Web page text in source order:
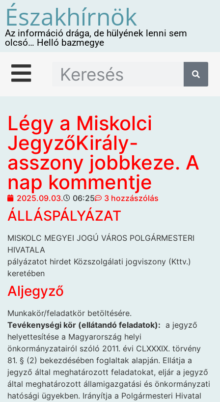
Északhírnök
Az információ drága, de hülyének lenni sem
olcsó… Helló bazmegye
Légy a Miskolci
JegyzőKirály-
asszony jobbkeze. A
nap kommentje
2025.09.03. 06:25 3 hozzászólás
ÁLLÁSPÁLYÁZAT
MISKOLC MEGYEI JOGÚ VÁROS POLGÁRMESTERI
HIVATALA
pályázatot hirdet Közszolgálati jogviszony (Kttv.)
keretében
Aljegyző
Munkakör/feladatkör betöltésére.
Tevékenységi kör (ellátandó feladatok): a jegyző
helyettesítése a Magyarország helyi
önkormányzatairól szóló 2011. évi CLXXXIX. törvény
81. § (2) bekezdésében foglaltak alapján. Ellátja a
jegyző által meghatározott feladatokat, eljár a jegyző
által meghatározott államigazgatási és önkormányzati
hatósági ügyekben. Irányítja a Polgármesteri Hivatal